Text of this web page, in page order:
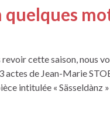
quelques
cette saison, nous
actes de Jean-Marie
intitulée « Sässeldànz